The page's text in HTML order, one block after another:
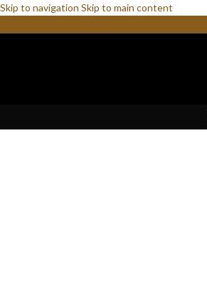
Skip to navigation Skip to main content